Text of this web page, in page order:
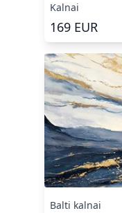
Kalnai
169 EUR
Balti kalnai